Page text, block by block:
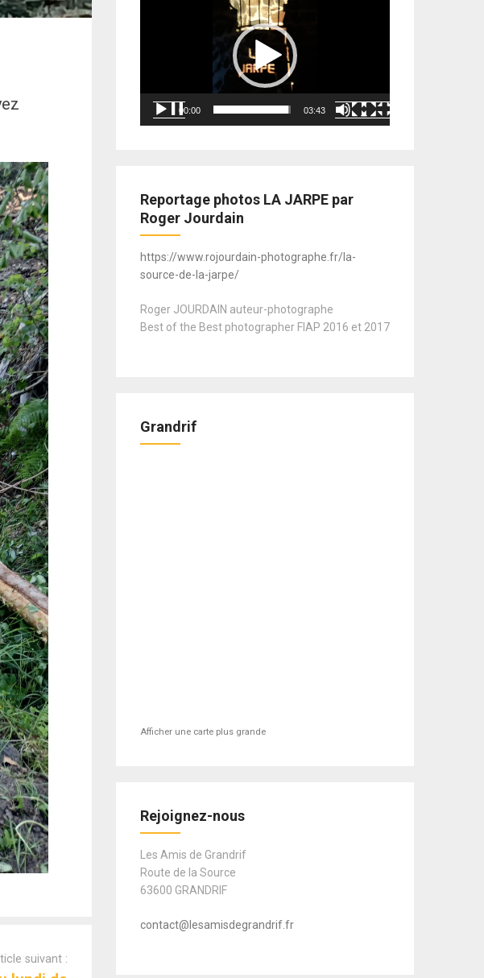
suivant :
00:00 03:43
Reportage photos LA JARPE par
Roger Jourdain
https://www.rojourdain-photographe.fr/la-
source-de-la-jarpe/
Roger JOURDAIN auteur-photographe
Best of the Best photographer FIAP 2016 et 2017
Grandrif
Afficher une carte plus grande
Rejoignez-nous
Les Amis de Grandrif
Route de la Source
63600 GRANDRIF
contact@lesamisdegrandrif.fr